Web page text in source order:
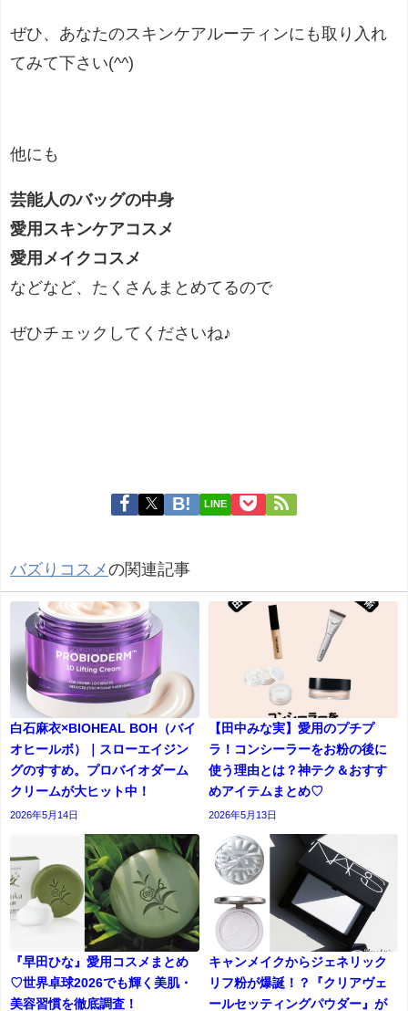
ぜひ、あなたのスキンケアルーティンにも取り入れ
てみて下さい(^^)
他にも
芸能人のバッグの中身
愛用スキンケアコスメ
愛用メイクコスメ
などなど、たくさんまとめてるので
ぜひチェックしてくださいね♪
LINE
バズりコスメの関連記事
白石麻衣×BIOHEAL BOH（バイ
オヒールボ）｜スローエイジン
グのすすめ。プロバイオダーム
クリームが大ヒット中！
2026年5月14日
【田中みな実】愛用のプチプ
ラ！コンシーラーをお粉の後に
使う理由とは？神テク＆おすす
めアイテムまとめ♡
2026年5月13日
『早田ひな』愛用コスメまとめ
♡世界卓球2026でも輝く美肌・
美容習慣を徹底調査！
キャンメイクからジェネリック
リフ粉が爆誕！？『クリアヴェ
ールセッティングパウダー』が